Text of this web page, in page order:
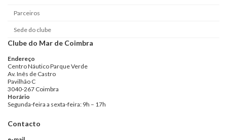
Parceiros
Sede do clube
Clube do Mar de Coimbra
Endereço
Centro Náutico Parque Verde
Av. Inês de Castro
Pavilhão C
3040-267 Coimbra
Horário
Segunda-feira a sexta-feira: 9h – 17h
Contacto